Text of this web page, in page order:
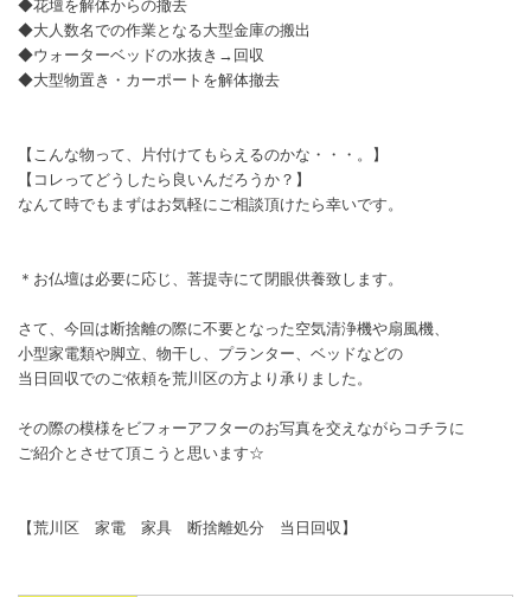
◆花壇を解体からの撤去
◆大人数名での作業となる大型金庫の搬出
◆ウォーターベッドの水抜き→回収
◆大型物置き・カーポートを解体撤去
【こんな物って、片付けてもらえるのかな・・・。】
【コレってどうしたら良いんだろうか？】
なんて時でもまずはお気軽にご相談頂けたら幸いです。
＊お仏壇は必要に応じ、菩提寺にて閉眼供養致します。
さて、今回は断捨離の際に不要となった空気清浄機や扇風機、
小型家電類や脚立、物干し、プランター、ベッドなどの
当日回収でのご依頼を荒川区の方より承りました。
その際の模様をビフォーアフターのお写真を交えながらコチラに
ご紹介とさせて頂こうと思います☆
【荒川区 家電 家具 断捨離処分 当日回収】